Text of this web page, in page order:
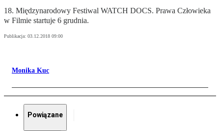
18. Międzynarodowy Festiwal WATCH DOCS. Prawa Człowieka
w Filmie startuje 6 grudnia.
Publikacja: 03.12.2018 09:00
Monika Kuc
Powiązane